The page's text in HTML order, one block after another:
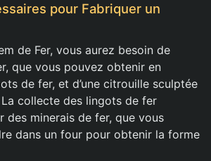
pour Fabriquer un
de Fer, vous aurez besoin de
que vous pouvez obtenir en
de fer, et d’une citrouille sculptée
La collecte des lingots de fer
des minerais de fer, que vous
dans un four pour obtenir la forme